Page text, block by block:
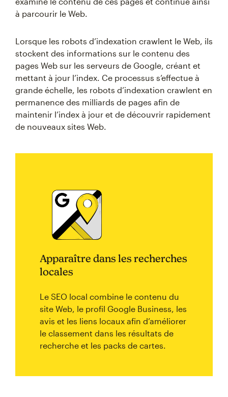
à parcourir le Web.
Lorsque les robots d’indexation crawlent le Web, ils
stockent des informations sur le contenu des
pages Web sur les serveurs de Google, créant et
mettant à jour l’index. Ce processus s’effectue à
grande échelle, les robots d’indexation crawlent en
permanence des milliards de pages afin de
maintenir l’index à jour et de découvrir rapidement
de nouveaux sites Web.
Apparaître dans les recherches
locales
Le SEO local combine le contenu du
site Web, le profil Google Business, les
avis et les liens locaux afin d’améliorer
le classement dans les résultats de
recherche et les packs de cartes.